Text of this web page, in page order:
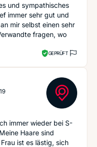
und sympathisches
immer sehr gut und
mir selbst einen sehr
fragen, wo
GEPRÜFT
immer wieder bei S-
Haare sind
ist es lästig, sich